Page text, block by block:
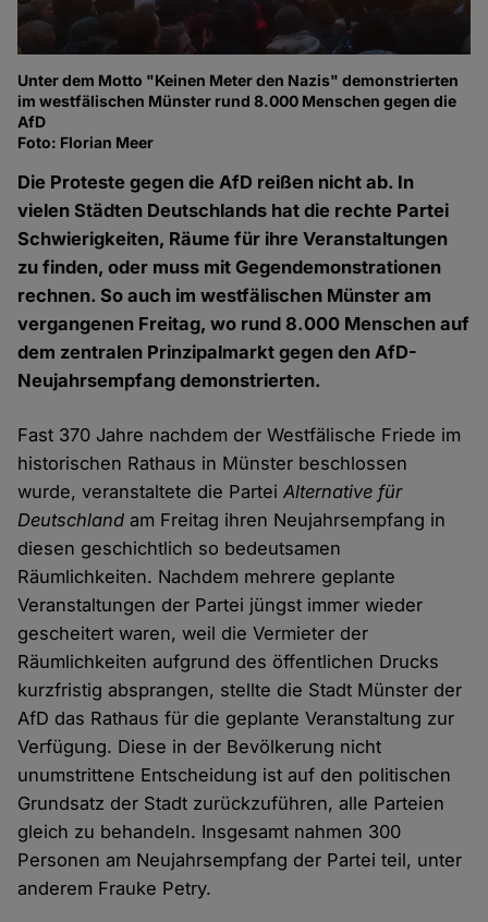
Unter dem Motto "Keinen Meter den Nazis" demonstrierten
im westfälischen Münster rund 8.000 Menschen gegen die
AfD
Foto: Florian Meer
Die Proteste gegen die AfD reißen nicht ab. In
vielen Städten Deutschlands hat die rechte Partei
Schwierigkeiten, Räume für ihre Veranstaltungen
zu finden, oder muss mit Gegendemonstrationen
rechnen. So auch im westfälischen Münster am
vergangenen Freitag, wo rund 8.000 Menschen auf
dem zentralen Prinzipalmarkt gegen den AfD-
Neujahrsempfang demonstrierten.
Fast 370 Jahre nachdem der Westfälische Friede im
historischen Rathaus in Münster beschlossen
wurde, veranstaltete die ParteiAlternative für
Deutschland am Freitag ihren Neujahrsempfang in
diesen geschichtlich so bedeutsamen
Räumlichkeiten. Nachdem mehrere geplante
Veranstaltungen der Partei jüngst immer wieder
gescheitert waren, weil die Vermieter der
Räumlichkeiten aufgrund des öffentlichen Drucks
kurzfristig absprangen, stellte die Stadt Münster der
AfD das Rathaus für die geplante Veranstaltung zur
Verfügung. Diese in der Bevölkerung nicht
unumstrittene Entscheidung ist auf den politischen
Grundsatz der Stadt zurückzuführen, alle Parteien
gleich zu behandeln. Insgesamt nahmen 300
Personen am Neujahrsempfang der Partei teil, unter
anderem Frauke Petry.